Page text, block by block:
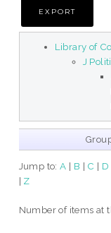
Library of
J
Jump to:A | B | C | D
| Z
Number of items at